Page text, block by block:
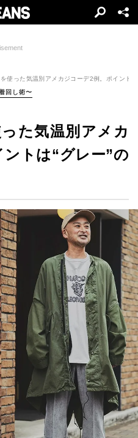
使った気温別アメカジコーデ2例。ポイントは
回し術〜
た気温別アメカ
トは“グレー”の